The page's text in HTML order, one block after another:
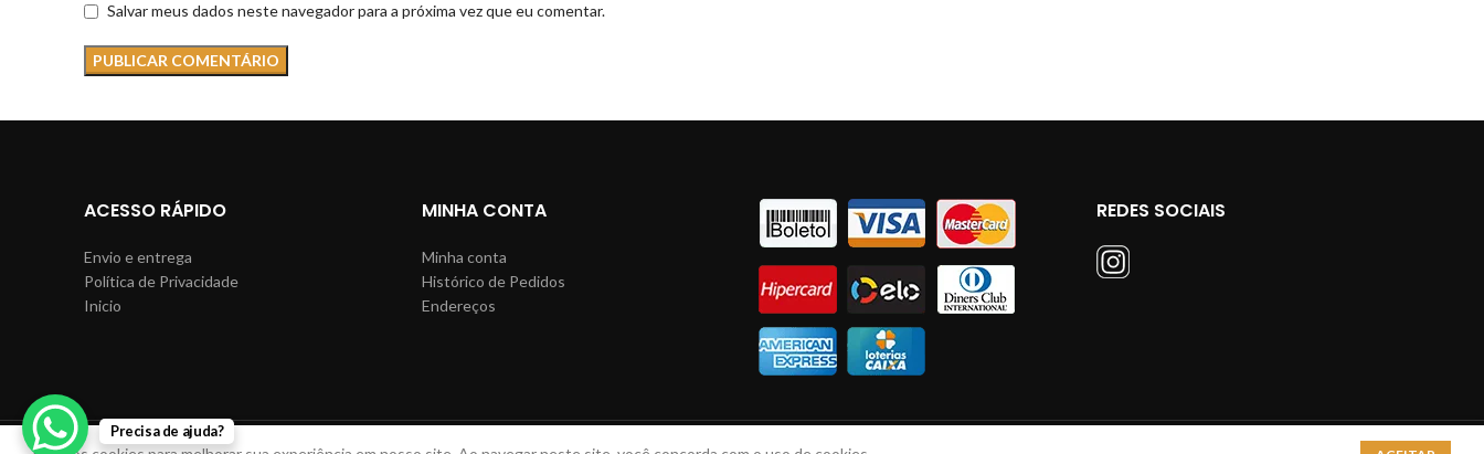
Salvar meus dados neste navegador para a próxima vez que eu comentar.
ACESSO RÁPIDO
Envio e entrega
Política de Privacidade
Inicio
MINHA CONTA
Minha conta
Histórico de Pedidos
Endereços
REDES SOCIAIS
Precisa de ajuda?